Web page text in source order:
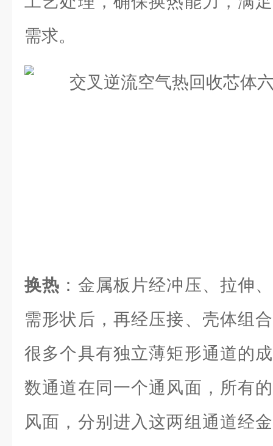
需求。
换热 ：金属板片经冲压、拉伸
需形状后，再经压接、壳体组
很多个具有独立薄矩形通道的
数通道在同一个通风面，所有
风面，分别进入这两组通道经